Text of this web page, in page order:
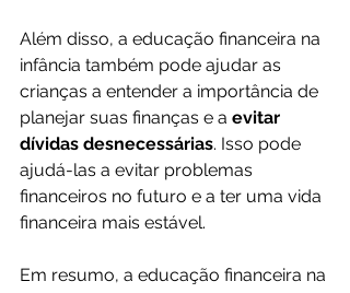
Além disso, a educação financeira na
infância também pode ajudar as
crianças a entender a importância de
planejar suas finanças e a evitar
dívidas desnecessárias. Isso pode
ajudá-las a evitar problemas
financeiros no futuro e a ter uma vida
financeira mais estável.
Em resumo, a educação financeira na